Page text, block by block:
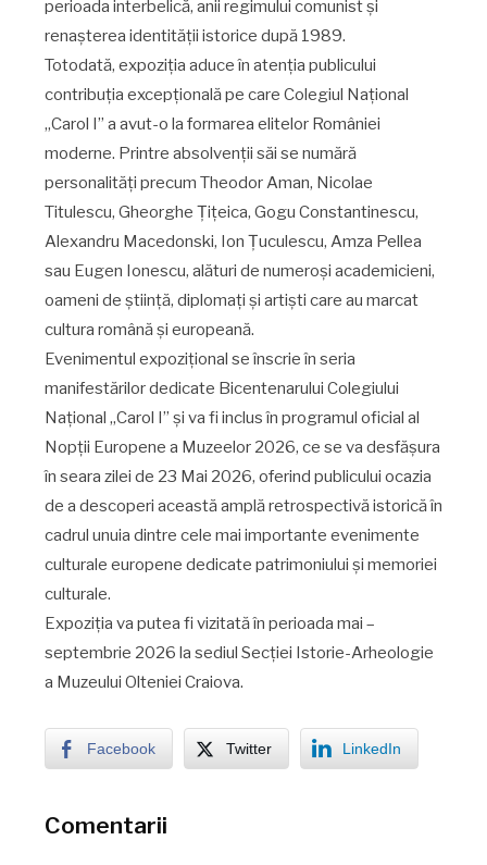
perioada interbelică, anii regimului comunist și
renașterea identității istorice după 1989.
Totodată, expoziția aduce în atenția publicului
contribuția excepțională pe care Colegiul Național
„Carol I” a avut-o la formarea elitelor României
moderne. Printre absolvenții săi se numără
personalități precum Theodor Aman, Nicolae
Titulescu, Gheorghe Țițeica, Gogu Constantinescu,
Alexandru Macedonski, Ion Țuculescu, Amza Pellea
sau Eugen Ionescu, alături de numeroși academicieni,
oameni de știință, diplomați și artiști care au marcat
cultura română și europeană.
Evenimentul expozițional se înscrie în seria
manifestărilor dedicate Bicentenarului Colegiului
Național „Carol I” și va fi inclus în programul oficial al
Nopții Europene a Muzeelor 2026, ce se va desfășura
în seara zilei de 23 Mai 2026, oferind publicului ocazia
de a descoperi această amplă retrospectivă istorică în
cadrul unuia dintre cele mai importante evenimente
culturale europene dedicate patrimoniului și memoriei
culturale.
Expoziția va putea fi vizitată în perioada mai –
septembrie 2026 la sediul Secției Istorie-Arheologie
a Muzeului Olteniei Craiova.
Facebook Twitter LinkedIn
Comentarii